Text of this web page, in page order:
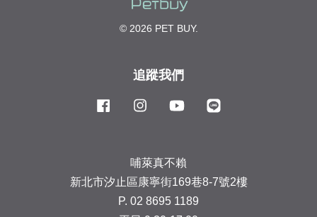
© 2026 PET BUY.
追蹤我們
Facebook Instagram YouTube
哺萊真不賴
新北市汐止區康寧街169巷8-7號2樓
P. 02 8695 1189